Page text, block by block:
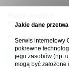
ostatnich:
Pokaż pierwsze:
Jakie dane
Serwis internetowy
pokrewne
jego zasobów (np.
mogą być